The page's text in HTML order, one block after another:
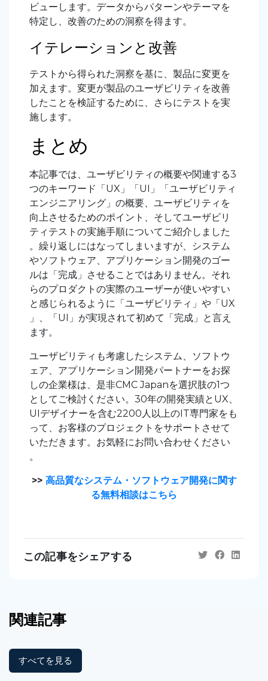
ビューします。データからパターンやテーマを
特定し、改善のための洞察を得ます。
イテレーションと改善
テストから得られた洞察を基に、製品に変更を
加えます。変更が製品のユーザビリティを改善
したことを検証するために、さらにテストを実
施します。
まとめ
本記事では、ユーザビリティの概要や関連する3
つのキーワード「UX」「UI」「ユーザビリティ
エンジニアリング」の概要、ユーザビリティを
向上させるためのポイント、そしてユーザビリ
ティテストの実施手順についてご紹介しました
。繰り返しにはなってしまいますが、システム
やソフトウェア、アプリケーション開発のゴー
ルは「完成」させることではありません。それ
らのプロダクトの実際のユーザーが使いやすい
と感じられるように「ユーザビリティ」や「UX
」、「UI」が実現されて初めて「完成」と言え
ます。
ユーザビリティも考慮したシステム、ソフトウ
ェア、アプリケーション開発パートナーをお探
しの企業様は、是非CMC Japanを選択肢の1つ
としてご検討ください。30年の開発実績とUX、
UIデザイナーを含む2200人以上のIT専門家をも
って、お客様のプロジェクトをサポートさせて
いただきます。お気軽にお問い合わせください
。
>> 高品質なシステム・ソフトウェア開発に関す
る無料相談はこちら
この記事をシェアする
関連記事
すべてを見る